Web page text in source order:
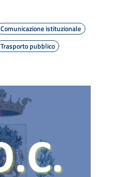
Comunicazione istituzionale
Trasporto pubblico